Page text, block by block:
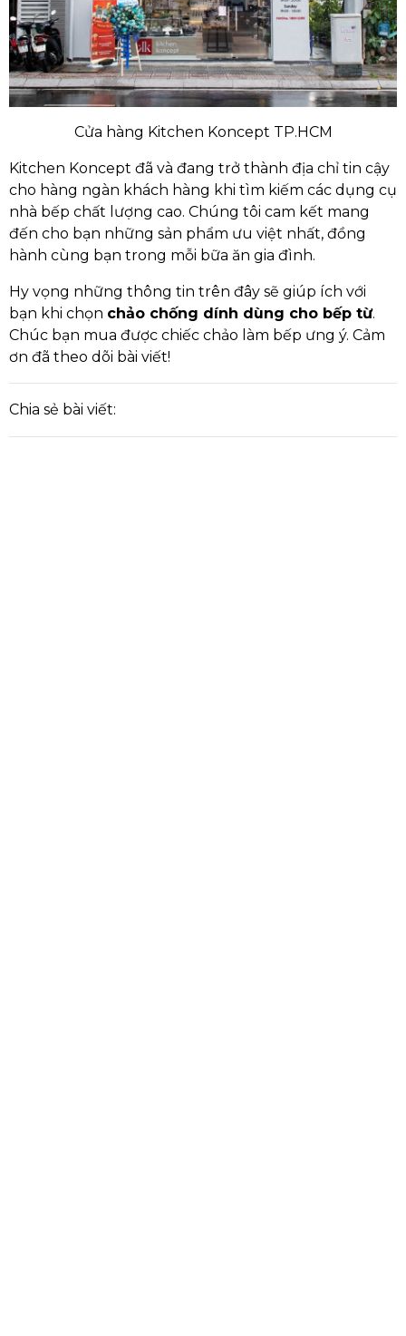
Cửa hàng Kitchen Koncept TP.HCM
Kitchen Koncept đã và đang trở thành địa chỉ tin cậy
cho hàng ngàn khách hàng khi tìm kiếm các dụng cụ
nhà bếp chất lượng cao. Chúng tôi cam kết mang
đến cho bạn những sản phẩm ưu việt nhất, đồng
hành cùng bạn trong mỗi bữa ăn gia đình.
Hy vọng những thông tin trên đây sẽ giúp ích với
bạn khi chọn chảo chống dính dùng cho bếp từ.
Chúc bạn mua được chiếc chảo làm bếp ưng ý. Cảm
ơn đã theo dõi bài viết!
Chia sẻ bài viết: